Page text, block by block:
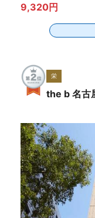
9,320円
栄
the b 名古